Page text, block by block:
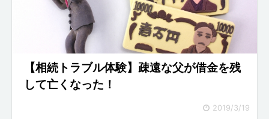
【相続トラブル体験】疎遠な父が借金を残
して亡くなった！
2019/3/19